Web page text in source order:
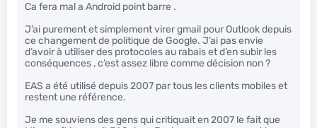
Ca fera mal a Android point barre .
J’ai purement et simplement virer gmail pour Outlook depuis
ce changement de politique de Google. J’ai pas envie
d’avoir à utiliser des protocoles au rabais et d’en subir les
conséquences , c’est assez libre comme décision non ?
EAS a été utilisé depuis 2007 par tous les clients mobiles et
restent une référence.
Je me souviens des gens qui critiquait en 2007 le fait que